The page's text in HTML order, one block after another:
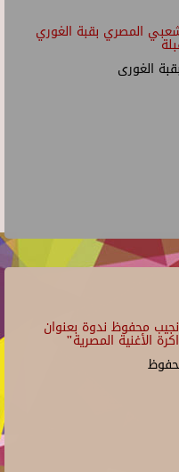
المصري بقبة الغوري
الغورى
محفوظ ندوة بعنوان
الأغنية المصرية"